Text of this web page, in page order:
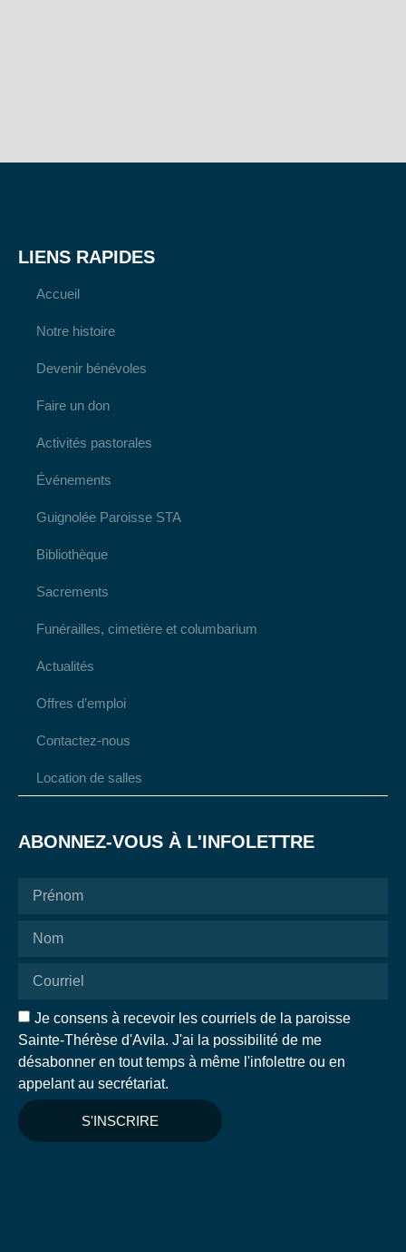
LIENS RAPIDES
Accueil
Notre histoire
Devenir bénévoles
Faire un don
Activités pastorales
Événements
Guignolée Paroisse STA
Bibliothèque
Sacrements
Funérailles, cimetière et columbarium
Actualités
Offres d’emploi
Contactez-nous
Location de salles
ABONNEZ-VOUS À L'INFOLETTRE
Je consens à recevoir les courriels de la paroisse
Sainte-Thérèse d'Avila. J'ai la possibilité de me
désabonner en tout temps à même l'infolettre ou en
appelant au secrétariat.
S'INSCRIRE